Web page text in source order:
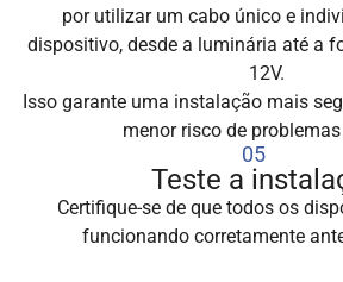
por utilizar um cabo único e
dispositivo, desde a luminária até a
12V.
Isso garante uma instalação mais
menor risco de
05
Teste a
Certifique-se de que todos os
funcionando corretamente